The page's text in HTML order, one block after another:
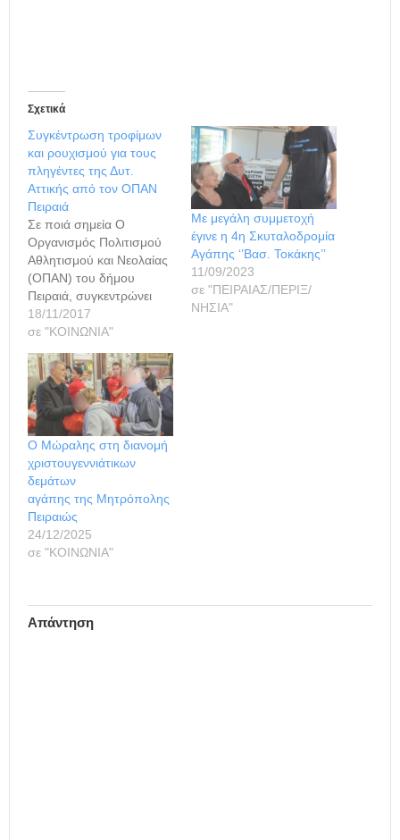
Σχετικά
Συγκέντρωση τροφίμων
και ρουχισμού για τους
πληγέντες της Δυτ.
Αττικής από τον ΟΠΑΝ
Πειραιά
Σε ποιά σημεία Ο
Οργανισμός Πολιτισμού
Αθλητισμού και Νεολαίας
(ΟΠΑΝ) του δήμου
Πειραιά, συγκεντρώνει
τρόφιμα και είδη
ρουχισμού, για τους
επλήγησαν από τα
επικίνδυνα καιρικά
φαινόμενα στη Δυτική
Αττική. Τα σημεία
συλλογής είναι τα εξής:
Δημοτικό Κολυμβητήριο
«Α. Γαρύφαλλος» πλαζ
Βοτσαλάκια Κλειστό
Γυμναστήριο "Π.
Σαλπέας", Ακτή Μιαούλη
552…
18/11/2017
σε "ΚΟΙΝΩΝΙΑ"
Με μεγάλη συμμετοχή
έγινε η 4η Σκυταλοδρομία
Αγάπης ‘’Βασ. Τοκάκης’’
11/09/2023
σε "ΠΕΙΡΑΙΑΣ/ΠΕΡΙΞ/
ΝΗΣΙΑ"
Ο Μώραλης στη διανομή
χριστουγεννιάτικων
δεμάτων
αγάπης της Μητρόπολης
Πειραιώς
24/12/2025
σε "ΚΟΙΝΩΝΙΑ"
Απάντηση